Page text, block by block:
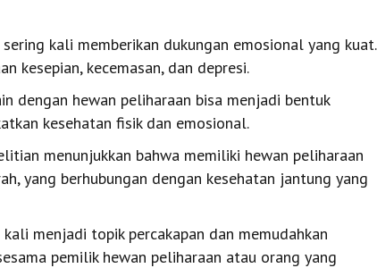
kali memberikan dukungan emosional yang kuat.
kesepian, kecemasan, dan depresi.
dengan hewan peliharaan bisa menjadi bentuk
kesehatan fisik dan emosional.
menunjukkan bahwa memiliki hewan peliharaan
yang berhubungan dengan kesehatan jantung yang
menjadi topik percakapan dan memudahkan
pemilik hewan peliharaan atau orang yang